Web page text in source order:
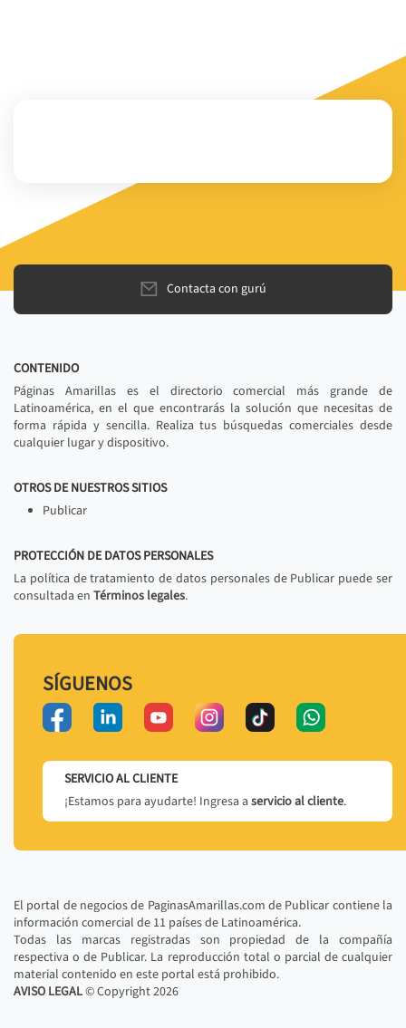
Contacta con gurú
CONTENIDO
Páginas Amarillas es el directorio comercial más grande de
Latinoamérica, en el que encontrarás la solución que necesitas de
forma rápida y sencilla. Realiza tus búsquedas comerciales desde
cualquier lugar y dispositivo.
OTROS DE NUESTROS SITIOS
Publicar
PROTECCIÓN DE DATOS PERSONALES
La política de tratamiento de datos personales de Publicar puede ser
consultada en Términos legales.
SÍGUENOS
SERVICIO AL CLIENTE
¡Estamos para ayudarte! Ingresa a servicio al cliente.
El portal de negocios de PaginasAmarillas.com de Publicar contiene la
información comercial de 11 países de Latinoamérica.
Todas las marcas registradas son propiedad de la compañía
respectiva o de Publicar. La reproducción total o parcial de cualquier
material contenido en este portal está prohibido.
AVISO LEGAL© Copyright2026